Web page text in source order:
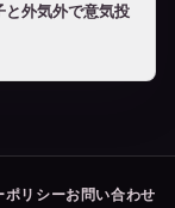
と外気外で意気投
ポリシーお問い合わせ